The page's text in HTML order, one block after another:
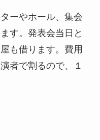
ーやホール、集会
す。発表会当日と
も借ります。費用
者で割るので、１